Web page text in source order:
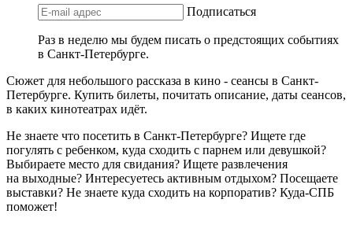
Подписаться
Раз в неделю мы будем писать о предстоящих событиях
в Санкт-Петербурге.
Сюжет для небольшого рассказа в кино - сеансы в Санкт-
Петербурге. Купить билеты, почитать описание, даты сеансов,
в каких кинотеатрах идёт.
Не знаете что посетить в Санкт-Петербурге? Ищете где
погулять с ребенком, куда сходить с парнем или девушкой?
Выбираете место для свидания? Ищете развлечения
на выходные? Интересуетесь активным отдыхом? Посещаете
выставки? Не знаете куда сходить на корпоратив? Куда-СПБ
поможет!